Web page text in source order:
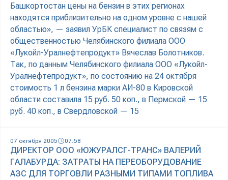
Башкортостан цены на бензин в этих регионах
находятся приблизительно на одном уровне с нашей
областью», — заявил УрБК специалист по связям с
общественностью Челябинского филиала ООО
«Лукойл-Уралнефтепродукт» Вячеслав Болотников.
Так, по данным Челябинского филиала ООО «Лукойл-
Уралнефтепродукт», по состоянию на 24 октября
стоимость 1 л бензина марки АИ-80 в Кировской
области составила 15 руб. 50 коп., в Пермской — 15
руб. 40 коп., в Свердловской — 15
07 октября 2005 07:58
ДИРЕКТОР ООО «ЮЖУРАЛСГ-ТРАНС» ВАЛЕРИЙ
ГАЛАБУРДА: ЗАТРАТЫ НА ПЕРЕОБОРУДОВАНИЕ
АЗС ДЛЯ ТОРГОВЛИ РАЗНЫМИ ТИПАМИ ТОПЛИВА